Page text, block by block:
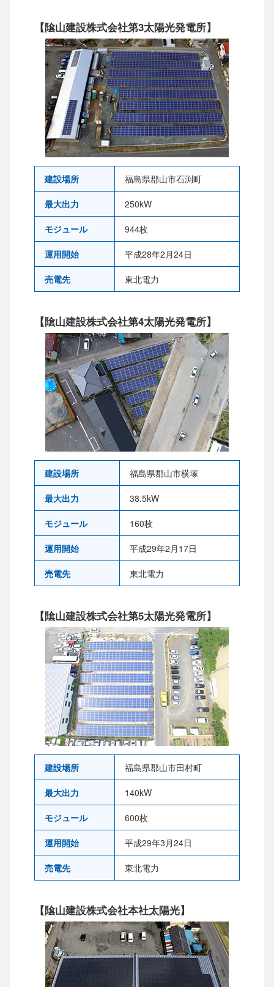
【隂山建設株式会社第3太陽光発電所】
建設場所 福島県郡山市石渕町
最大出力 250kW
モジュール 944枚
運用開始 平成28年2月24日
売電先 東北電力
【隂山建設株式会社第4太陽光発電所】
建設場所 福島県郡山市横塚
最大出力 38.5kW
モジュール 160枚
運用開始 平成29年2月17日
売電先 東北電力
【隂山建設株式会社第5太陽光発電所】
建設場所 福島県郡山市田村町
最大出力 140kW
モジュール 600枚
運用開始 平成29年3月24日
売電先 東北電力
【隂山建設株式会社本社太陽光】